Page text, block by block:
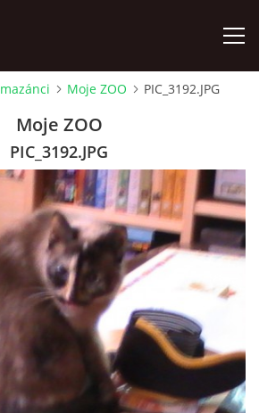
Pepouch
+420605716650
pepouch@seznam.cz
mazánci Moje ZOO PIC_3192.JPG
Moje ZOO
PIC_3192.JPG